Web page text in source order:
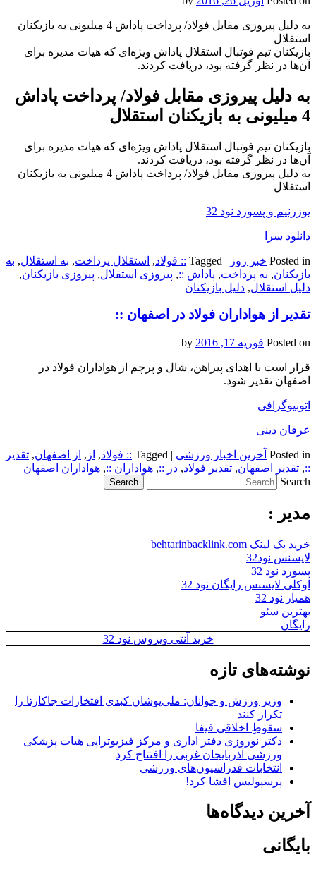
به دلیل پیروزی مقابل فولاد/ پرداخت پاداش 4 میلیونی به بازیکنان
استقلال
بازیکنان تیم فوتبال استقلال پاداش ویژه‌ای که هیات مدیره برای
آن‌ها در نظر گرفته بود، دریافت کردند.
به دلیل پیروزی مقابل فولاد/ پرداخت پاداش
4 میلیونی به بازیکنان استقلال
بازیکنان تیم فوتبال استقلال پاداش ویژه‌ای که هیات مدیره برای
آن‌ها در نظر گرفته بود، دریافت کردند.
به دلیل پیروزی مقابل فولاد/ پرداخت پاداش 4 میلیونی به بازیکنان
استقلال
یوزرنیم و پسورد نود 32
دانلود سرا
Posted in خبر روز |
Tagged :: فولاد, استقلال پرداخت, به استقلال, به
بازیکنان, به پرداخت, پاداش ::, پیروزی استقلال, پیروزی بازیکنان,
دلیل استقلال, دلیل بازیکنان
تقدیر از هواداران فولاد در اصفهان ::
Posted on فوریه 17, 2016
قرار است با اهدای پیراهن، شال و پرچم از هواداران فولاد در
اصفهان تقدیر شود.
اتوبیوگرافی
عرفان دینی
Posted in آخرین اخبار ورزشی |
Tagged :: فولاد, از , از اصفهان, تقدیر
::
, تقدیر اصفهان, تقدیر فولاد, در ::, هواداران ::, هواداران اصفهان
Search
مدیر :
خرید بک لینک behtarinbacklink.com
لایسنس نود32
پسورد نود 32
اوکلی لایسنس رایگان نود 32
همیار نود 32
بهترین سئو
رایگان
خرید آنتی ویروس نود 32
نوشته‌های تازه
وزیر ورزش و جوانان: ملی‌پوشان کبدی افتخارات جاکارتا را
تکرار کنند
سقوطِ اخلاقی فیفا
دکتر نوروزی دفتر اداری و مرکز فیزیوتراپی هیات پزشکی
ورزشی آذربایجان غربی را افتتاح کرد
انتخابات فدراسیون‌های ورزشی
پرسپولیس افشا کرد!
آخرین دیدگاه‌ها
بایگانی